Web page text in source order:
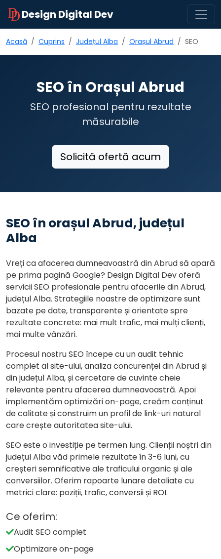
Design Digital Dev
Acasă Cuprins Județul Alba Orașul Abrud SEO
SEO în Orașul Abrud
SEO profesional pentru rezultate
măsurabile
Solicită ofertă acum
SEO în orașul Abrud, județul
Alba
Vreți ca afacerea dumneavoastră din Abrud să apară
pe prima pagină Google? Design Digital Dev oferă
servicii SEO profesionale pentru afacerile din Abrud,
județul Alba. Strategiile noastre de optimizare sunt
bazate pe date, transparente și orientate spre
rezultate concrete: mai mult trafic, mai mulți clienți,
mai multe vânzări.
Procesul nostru SEO începe cu un audit tehnic
complet al site-ului, analiza concurenței din Abrud și
din județul Alba, și cercetare de cuvinte cheie
relevante pentru afacerea dumneavoastră. Apoi
implementăm optimizări on-page, creăm conținut
de calitate și construim un profil de link-uri natural
care crește autoritatea site-ului.
SEO este o investiție pe termen lung. Clienții noștri din
județul Alba văd primele rezultate în 3-6 luni, cu
creșteri semnificative ale traficului organic și ale
conversiilor. Oferim rapoarte lunare detaliate cu
metrici clare: poziții, trafic, conversii și ROI.
Ce oferim:
Audit SEO complet
Optimizare on-page